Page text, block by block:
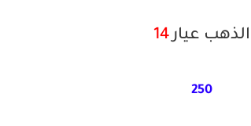
الذهب عيار14
250